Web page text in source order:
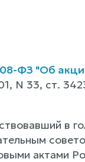
ФЗ "Об
N 33, ст.
в
актами